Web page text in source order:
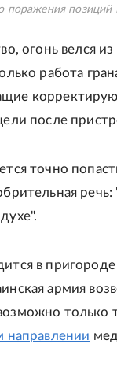
поражения
огонь велся
работа
после
точно
в
армия
направлении